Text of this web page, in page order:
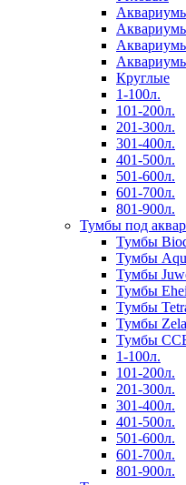
Круглые
1-100л.
101-200л.
201-300л.
301-400л.
401-500л.
501-600л.
601-700л.
801-900л.
Тумбы под
Тумбы
Тумбы
Тумбы
Тумбы
Тумбы
Тумбы
Тумбы
1-100л.
101-200л.
201-300л.
301-400л.
401-500л.
501-600л.
601-700л.
801-900л.